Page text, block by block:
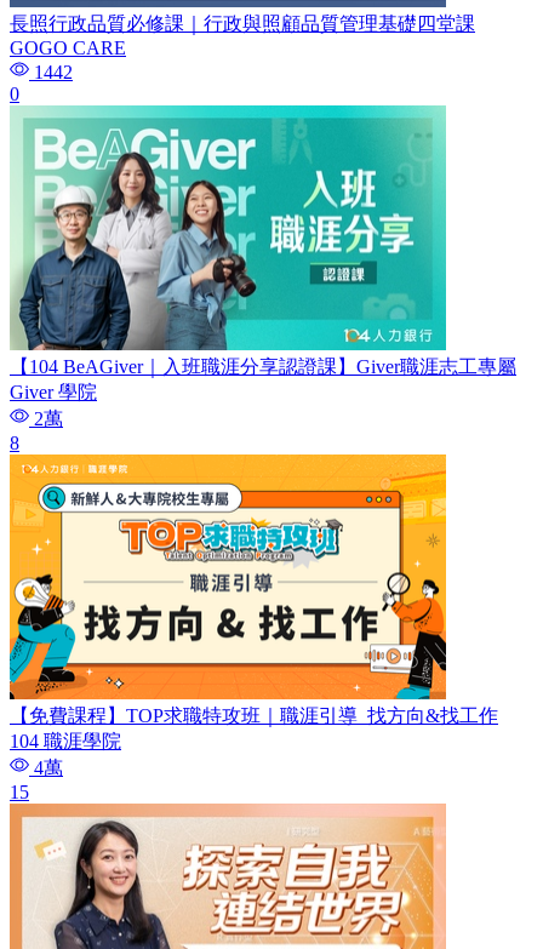
長照行政品質必修課｜行政與照顧品質管理基礎四堂課
GOGO CARE
1442
0
【104 BeAGiver｜入班職涯分享認證課】Giver職涯志工專屬
Giver 學院
2萬
8
【免費課程】TOP求職特攻班｜職涯引導_找方向&找工作
104 職涯學院
4萬
15